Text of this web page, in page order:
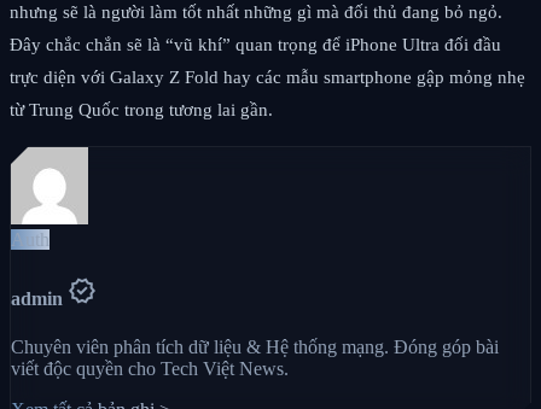
nhưng sẽ là người làm tốt nhất những gì mà đối thủ đang bỏ ngỏ.
Đây chắc chắn sẽ là “vũ khí” quan trọng để iPhone Ultra đối đầu
trực diện với Galaxy Z Fold hay các mẫu smartphone gập mỏng nhẹ
từ Trung Quốc trong tương lai gần.
Auth
admin verified
Chuyên viên phân tích dữ liệu & Hệ thống mạng. Đóng góp bài
viết độc quyền cho Tech Việt News.